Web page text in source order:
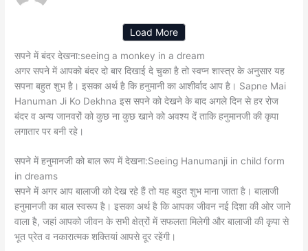
Load More
सपने में बंदर देखना:seeing a monkey in a dream
अगर सपने में आपको बंदर दो बार दिखाई दे चुका है तो स्वप्न शास्त्र के अनुसार यह
सपना बहुत शुभ है। इसका अर्थ है कि हनुमानी का आशीर्वाद आप है। Sapne Mai
Hanuman Ji Ko Dekhna इस सपने को देखने के बाद अगले दिन से हर रोज
बंदर व अन्य जानवरों को कुछ ना कुछ खाने को अवश्य दें ताकि हनुमानजी की कृपा
लगातार पर बनी रहे।
सपने में हनुमानजी को बाल रूप में देखना:Seeing Hanumanji in child form
in dreams
सपने में अगर आप बालाजी को देख रहे हैं तो यह बहुत शुभ माना जाता है। बालाजी
हनुमानजी का बाल स्वरूप है। इसका अर्थ है कि आपका जीवन नई दिशा की ओर जाने
वाला है, जहां आपको जीवन के सभी क्षेत्रों में सफलता मिलेगी और बालाजी की कृपा से
भूत प्रेत व नकारात्मक शक्तियां आपसे दूर रहेंगी।